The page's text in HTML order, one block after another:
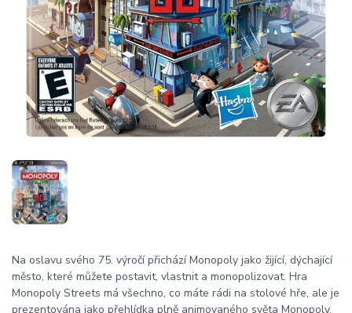
Na oslavu svého 75. výročí přichází Monopoly jako žijící, dýchající
město, které můžete postavit, vlastnit a monopolizovat. Hra
Monopoly Streets má všechno, co máte rádi na stolové hře, ale je
prezentována jako přehlídka plně animovaného světa Monopoly.